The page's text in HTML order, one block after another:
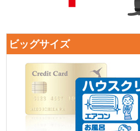
ビッグサイズ